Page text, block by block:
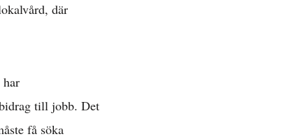
där
till jobb. Det
få söka